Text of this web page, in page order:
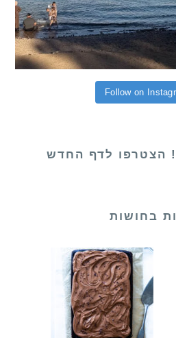
Follow on
הצטרפו לדף החדש
בחושות